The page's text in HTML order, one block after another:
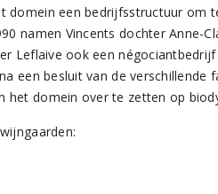
domein een bedrijfsstructuur
namen Vincents dochter Anne-
Leflaive ook een
een besluit van de
het domein over te zetten op